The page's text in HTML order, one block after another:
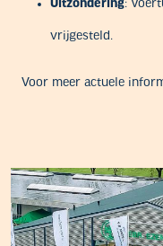
Uitzondering:
vrijgesteld.
Voor meer actuele